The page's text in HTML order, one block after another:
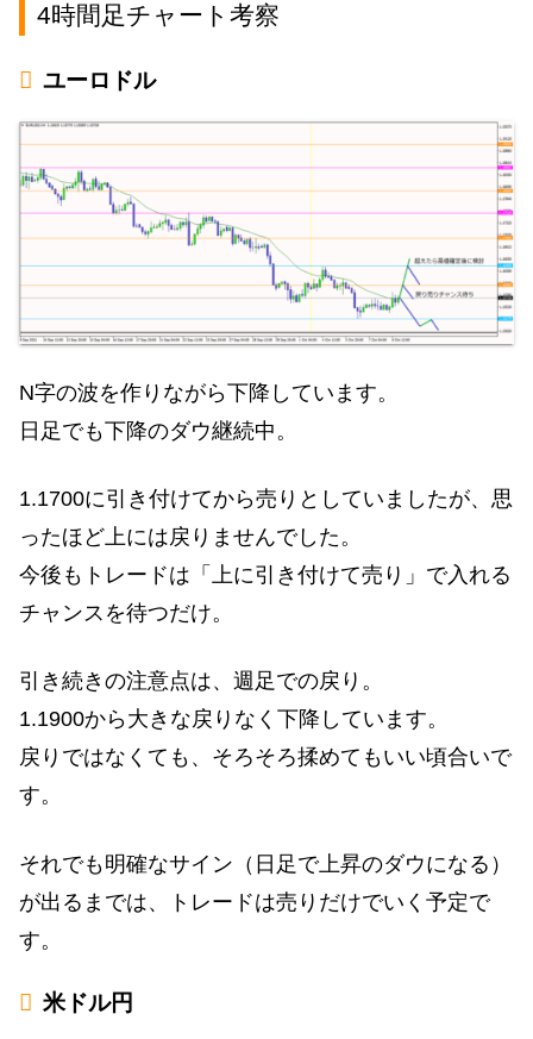
4時間足チャート考察
ユーロドル
N字の波を作りながら下降しています。
日足でも下降のダウ継続中。
1.1700に引き付けてから売りとしていましたが、思
ったほど上には戻りませんでした。
今後もトレードは「上に引き付けて売り」で入れる
チャンスを待つだけ。
引き続きの注意点は、週足での戻り。
1.1900から大きな戻りなく下降しています。
戻りではなくても、そろそろ揉めてもいい頃合いで
す。
それでも明確なサイン（日足で上昇のダウになる）
が出るまでは、トレードは売りだけでいく予定で
す。
米ドル円